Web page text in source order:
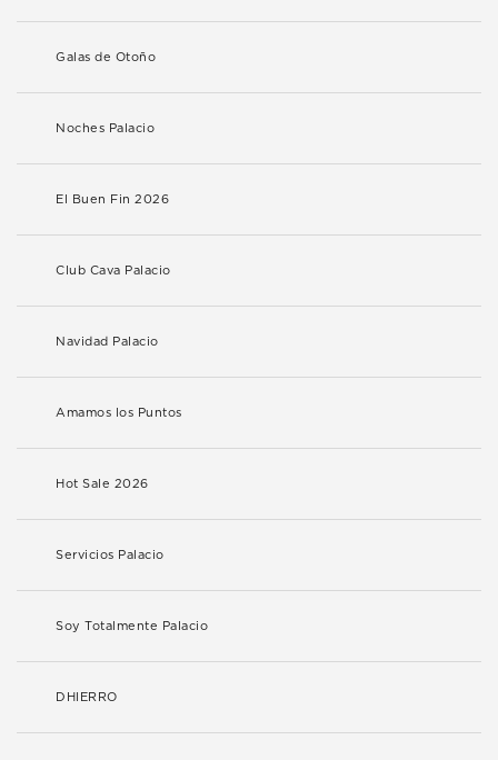
Galas de Otoño
Noches Palacio
El Buen Fin 2026
Club Cava Palacio
Navidad Palacio
Amamos los Puntos
Hot Sale 2026
Servicios Palacio
Soy Totalmente Palacio
DHIERRO